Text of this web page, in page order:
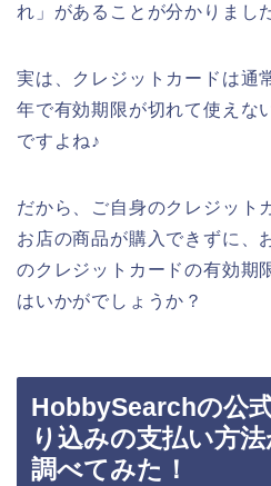
れ」があることが分かりまし
実は、クレジットカードは通
年で有効期限が切れて使えな
ですよね♪
だから、ご自身のクレジット
お店の商品が購入できずに、
のクレジットカードの有効期
はいかがでしょうか？
HobbySearchの公
り込みの支払い方
調べてみた！